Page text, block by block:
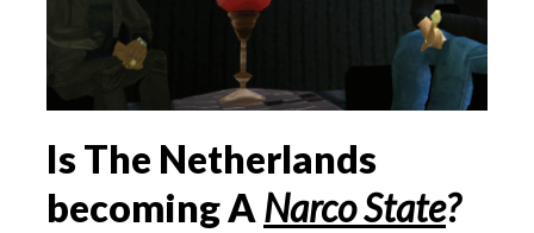
Is The Netherlands
becoming A Narco State?